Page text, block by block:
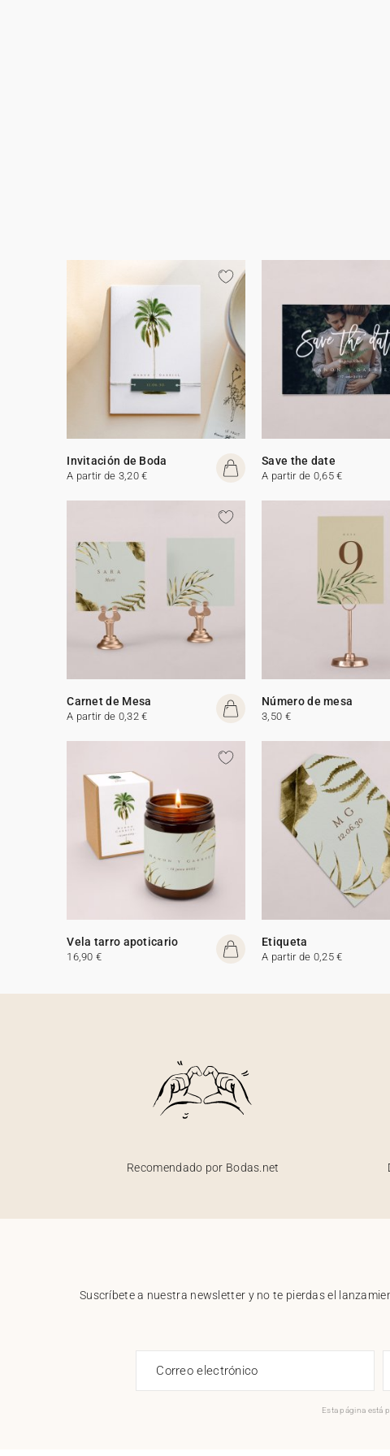
Invitación de Boda
A partir de 3,20 €
Save the date
A partir de 0,65 €
Carnet de Mesa
A partir de 0,32 €
Número de mesa
3,50 €
Vela tarro apoticario
16,90 €
Etiqueta
A partir de 0,25 €
Recomendado por Bodas.net
Suscríbete a nuestra newsletter y no te pierdas el
Correo electrónico
Esta página está